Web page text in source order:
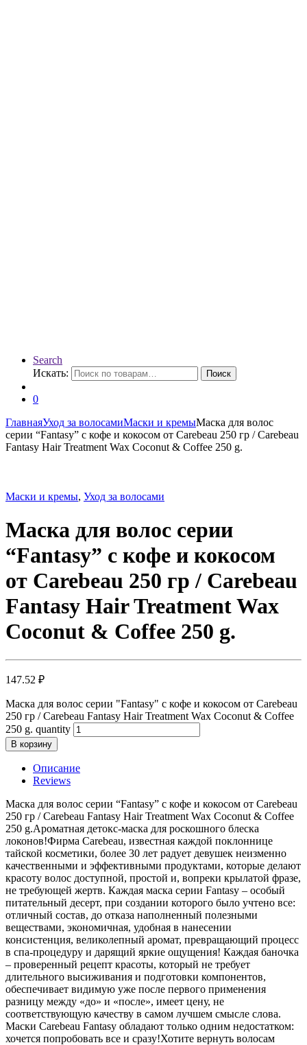
Search
Искать:
Поиск
0
ГлавнаяУход за волосамиМаски и кремыМаска для волос
серии “Fantasy” с кофе и кокосом от Carebeau 250 гр / Carebeau
Fantasy Hair Treatment Wax Coconut & Coffee 250 g.
Маски и кремы, Уход за волосами
Маска для волос серии
“Fantasy” с кофе и кокосом
от Carebeau 250 гр / Carebeau
Fantasy Hair Treatment Wax
Coconut & Coffee 250 g.
147.52 ₽
Маска для волос серии "Fantasy" с кофе и кокосом от Carebeau
250 гр / Carebeau Fantasy Hair Treatment Wax Coconut & Coffee
250 g. quantity
В корзину
Описание
Reviews
Маска для волос серии “Fantasy” с кофе и кокосом от Carebeau
250 гр / Carebeau Fantasy Hair Treatment Wax Coconut & Coffee
250 g.Ароматная детокс-маска для роскошного блеска
локонов!Фирма Carebeau, известная каждой поклоннице
тайской косметики, более 30 лет радует девушек неизменно
качественными и эффективными продуктами, которые делают
красоту волос доступной, простой и, вопреки крылатой фразе,
не требующей жертв. Каждая маска серии Fantasy – особый
питательный десерт, при создании которого было учтено все:
отличный состав, до отказа наполненный полезными
веществами, экономичная, удобная в нанесении
консистенция, великолепный аромат, превращающий процесс
в спа-процедуру и дарящий яркие ощущения! Каждая баночка
– проверенный рецепт красоты, который не требует
длительного высиживания и подготовки компонентов,
обеспечивает видимую уже после первого применения
разницу между «до» и «после», имеет цену, не
соответствующую качеству в самом лучшем смысле слова.
Маски Carebeau Fantasy обладают только одним недостатком:
хочется попробовать все и сразу!Хотите вернуть волосам